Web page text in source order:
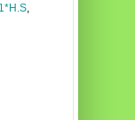
,